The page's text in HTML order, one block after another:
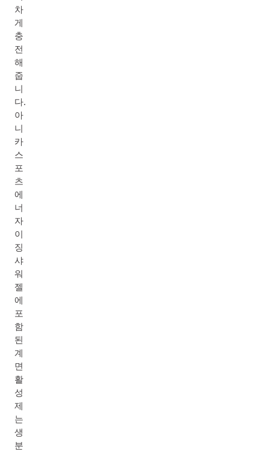
차
게
충
전
해
줍
니
다.
아
니
카
스
포
츠
에
너
자
이
징
샤
워
젤
에
포
함
된
계
면
활
성
제
는
생
분